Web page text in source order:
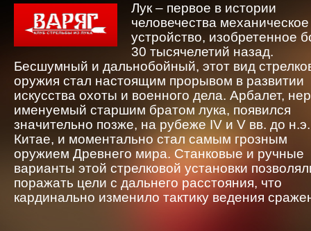
Лук – первое в истории
человечества механическое
устройство, изобретенное
30 тысячелетий назад.
Бесшумный и дальнобойный, этот вид
оружия стал настоящим прорывом в развитии
искусства охоты и военного дела. Арбалет,
именуемый старшим братом лука, появился
значительно позже, на рубеже IV и V вв. до
Китае, и моментально стал самым грозным
оружием Древнего мира. Станковые и ручные
варианты этой стрелковой установки
поражать цели с дальнего расстояния, что
кардинально изменило тактику ведения